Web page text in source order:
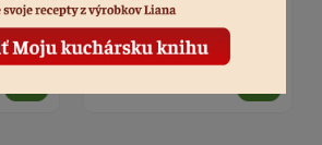
Kód: 3315